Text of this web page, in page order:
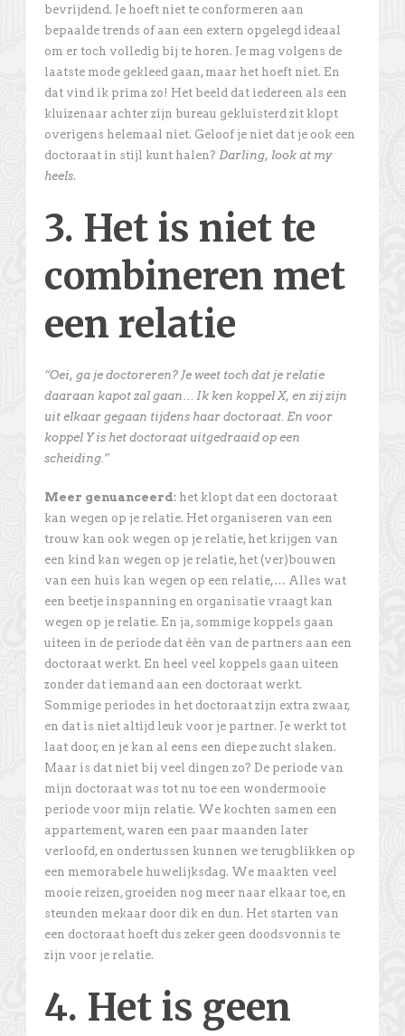
bevrijdend. Je hoeft niet te conformeren aan
bepaalde trends of aan een extern opgelegd ideaal
om er toch volledig bij te horen. Je mag volgens de
laatste mode gekleed gaan, maar het hoeft niet. En
dat vind ik prima zo! Het beeld dat iedereen als een
kluizenaar achter zijn bureau gekluisterd zit klopt
overigens helemaal niet. Geloof je niet dat je ook een
doctoraat in stijl kunt halen? Darling, look at my
heels.
3. Het is niet te
combineren met
een relatie
“Oei, ga je doctoreren? Je weet toch dat je relatie
daaraan kapot zal gaan… Ik ken koppel X, en zij zijn
uit elkaar gegaan tijdens haar doctoraat. En voor
koppel Y is het doctoraat uitgedraaid op een
scheiding.”
Meer genuanceerd: het klopt dat een doctoraat
kan wegen op je relatie. Het organiseren van een
trouw kan ook wegen op je relatie, het krijgen van
een kind kan wegen op je relatie, het (ver)bouwen
van een huis kan wegen op een relatie,… Alles wat
een beetje inspanning en organisatie vraagt kan
wegen op je relatie. En ja, sommige koppels gaan
uiteen in de periode dat één van de partners aan een
doctoraat werkt. En heel veel koppels gaan uiteen
zonder dat iemand aan een doctoraat werkt.
Sommige periodes in het doctoraat zijn extra zwaar,
en dat is niet altijd leuk voor je partner. Je werkt tot
laat door, en je kan al eens een diepe zucht slaken.
Maar is dat niet bij veel dingen zo? De periode van
mijn doctoraat was tot nu toe een wondermooie
periode voor mijn relatie. We kochten samen een
appartement, waren een paar maanden later
verloofd, en ondertussen kunnen we terugblikken op
een memorabele huwelijksdag. We maakten veel
mooie reizen, groeiden nog meer naar elkaar toe, en
steunden mekaar door dik en dun. Het starten van
een doctoraat hoeft dus zeker geen doodsvonnis te
zijn voor je relatie.
4. Het is geen